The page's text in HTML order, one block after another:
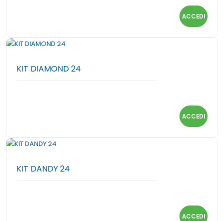
ACCEDI
KIT DIAMOND 24
ACCEDI
KIT DANDY 24
ACCEDI